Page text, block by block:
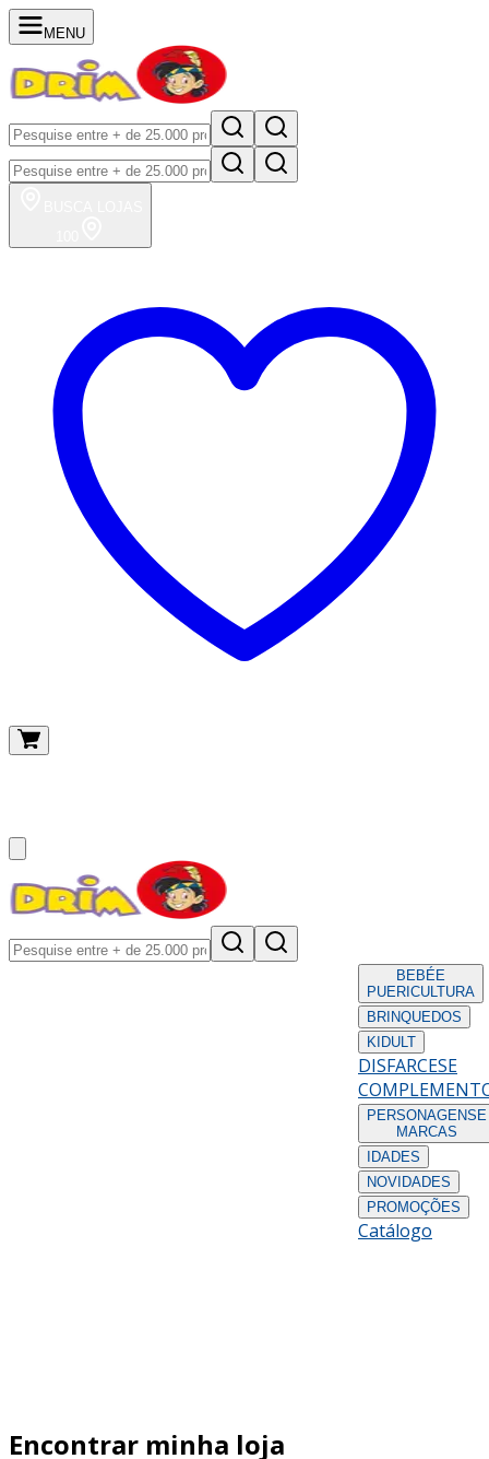
MENU
BEBÉE
PUERICULTURA
BRINQUEDOS
KIDULT
DISFARCESE
PERSONAGENS E
MARCAS
IDADES
NOVIDADES
PROMOÇÕES
Catálogo
Encontrar minha loja